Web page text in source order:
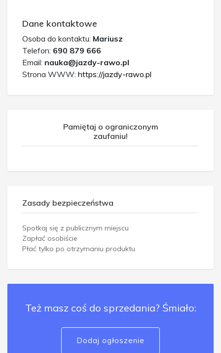
Dane kontaktowe
Osoba do kontaktu: Mariusz
Telefon: 690 879 666
Email: nauka@jazdy-rawo.pl
Strona WWW: https://jazdy-rawo.pl
Pamiętaj o ograniczonym
zaufaniu!
Zasady bezpieczeństwa
Spotkaj się z publicznym miejscu
Zapłać osobiście
Płać tylko po otrzymaniu produktu
Też masz coś do sprzedania? Śmiało:
Dodaj ogłoszenie